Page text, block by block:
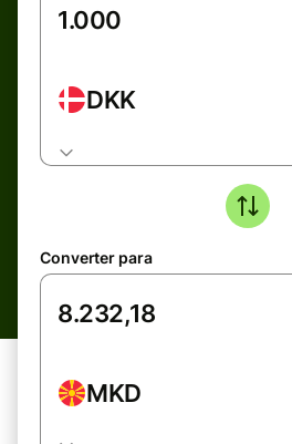
DKK
Converter para
MKD